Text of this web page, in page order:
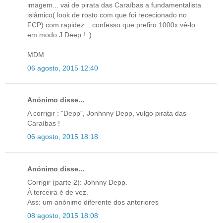
imagem... vai de pirata das Caraíbas a fundamentalista
islâmico( look de rosto com que foi rececionado no
FCP) com rapidez... confesso que prefiro 1000x vê-lo
em modo J Deep ! :)
MDM
06 agosto, 2015 12:40
Anónimo disse...
A corrigir : "Depp", Jonhnny Depp, vulgo pirata das
Caraíbas !
06 agosto, 2015 18:18
Anónimo disse...
Corrigir (parte 2): Johnny Depp.
À terceira é de vez.
Ass: um anónimo diferente dos anteriores
08 agosto, 2015 18:08